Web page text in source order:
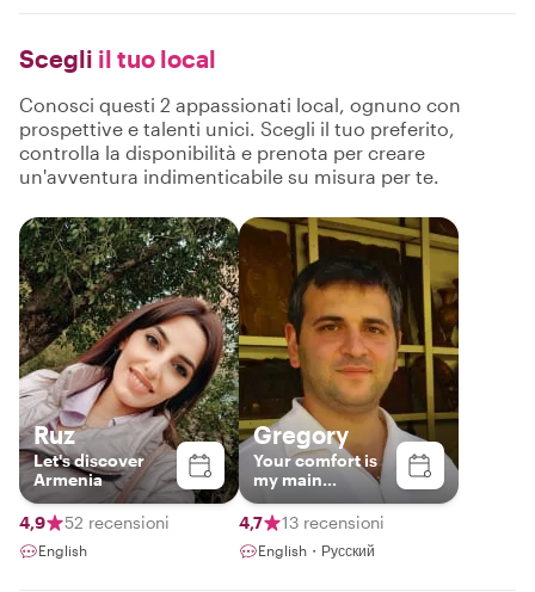
Scegli il tuo local
Conosci questi 2 appassionati local, ognuno con
prospettive e talenti unici. Scegli il tuo preferito,
controlla la disponibilità e prenota per creare
un'avventura indimenticabile su misura per te.
Ruz
Let's discover
Armenia
4,9 52 recensioni
English
Gregory
Your comfort is
my main
priority:)
4,7
13 recensioni
English・Русский